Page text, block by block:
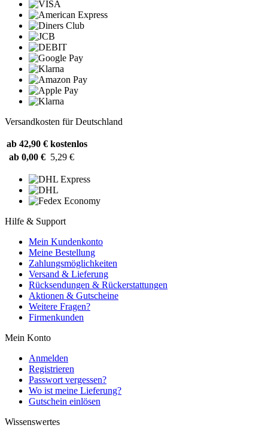
Versandkosten für Deutschland
ab 42,90 € kostenlos
ab 0,00 € 5,29 €
Hilfe & Support
Mein Kundenkonto
Meine Bestellung
Zahlungsmöglichkeiten
Versand & Lieferung
Rücksendungen & Rückerstattungen
Aktionen & Gutscheine
Weitere Fragen?
Firmenkunden
Mein Konto
Anmelden
Registrieren
Passwort vergessen?
Wo ist meine Lieferung?
Gutschein einlösen
Wissenswertes